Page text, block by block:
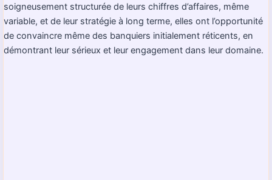
soigneusement structurée de leurs chiffres d’affaires, même
variable, et de leur stratégie à long terme, elles ont l’opportunité
de convaincre même des banquiers initialement réticents, en
démontrant leur sérieux et leur engagement dans leur domaine.